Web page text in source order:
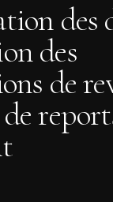
des
des
de